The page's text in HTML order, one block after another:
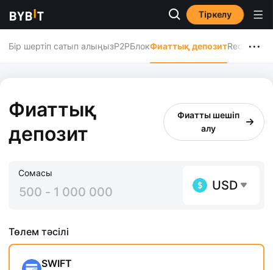
Тіркелу
Бір шертіп сатып алыңызP2PБлокФиаттық депозитRecurring
...
Фиаттық
депозит
Фиатты шешіп
алу
Сомасы
USD
Төлем тәсілі
SWIFT